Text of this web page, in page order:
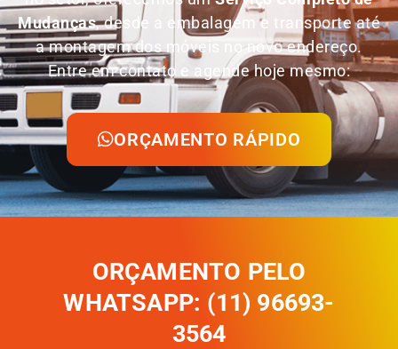
Mudanças, desde a embalagem e transporte até
a montagem dos móveis no novo endereço.
Entre em contato e agende hoje mesmo:
ORÇAMENTO RÁPIDO
ORÇAMENTO PELO
WHATSAPP: (11) 96693-
3564